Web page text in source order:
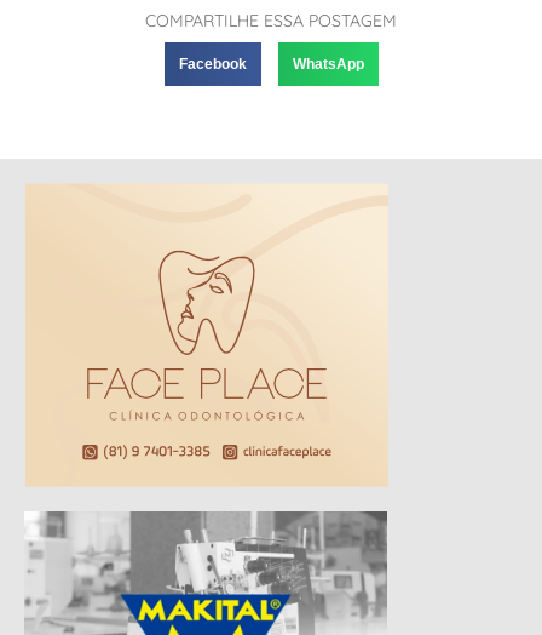
COMPARTILHE ESSA POSTAGEM
Facebook WhatsApp